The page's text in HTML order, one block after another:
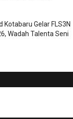
Kotabaru Gelar FLS3N
Wadah Talenta Seni